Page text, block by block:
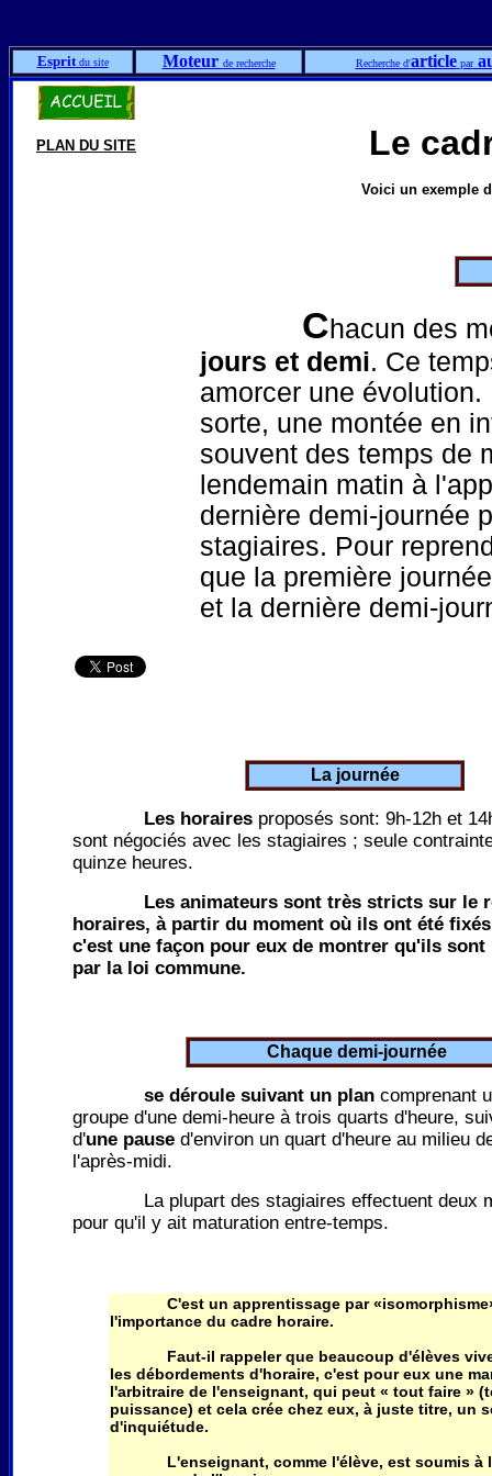
Espritdu site Moteur de recherche Recherche d'article par
PLAN DU SITE Le
Voici un exemple
Chacun des
jours et demi. Ce
amorcer une
sorte, une montée en
souvent des temps de
lendemain matin à
dernière demi-journée
stagiaires. Pour
que la première
et la dernière demi-
La journée
Les horaires proposés sont: 9h-12h et
sont négociés avec les stagiaires ; seule
quinze heures.
Les animateurs sont très stricts sur le
horaires, à partir du moment où ils ont été
c'est une façon pour eux de montrer qu'ils sont
par la loi commune.
Chaque demi-journée
se déroule suivant un plan comprenant
groupe d'une demi-heure à trois quarts d'heure,
d'une pause d'environ un quart d'heure au milieu
l'après-midi.
La plupart des stagiaires effectuent deux
pour qu'il y ait maturation entre-temps.
C'est un apprentissage par
l'importance du cadre horaire.
Faut-il rappeler que beaucoup d'élèves
les débordements d'horaire, c'est pour eux une
l'arbitraire de l'enseignant, qui peut « tout faire »
puissance) et cela crée chez eux, à juste titre, un
d'inquiétude.
L'enseignant, comme l'élève, est soumis à